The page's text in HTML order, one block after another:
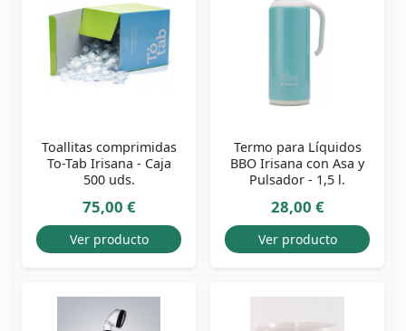
Toallitas comprimidas
To-Tab Irisana - Caja
500 uds.
75,00 €
Ver producto
Termo para Líquidos
BBO Irisana con Asa y
Pulsador - 1,5 l.
28,00 €
Ver producto